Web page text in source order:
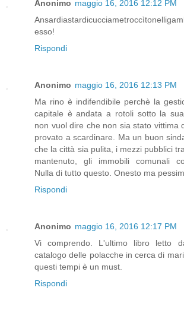
Anonimo maggio 16, 2016 12:12 PM
esso!
Rispondi
Anonimo maggio 16, 2016 12:13 PM
Ma rino è indifendibile perchè la
capitale è andata a rotoli sotto la
non vuol dire che non sia stato vittima
provato a scardinare. Ma un buon
che la città sia pulita, i mezzi pubblici
mantenuto, gli immobili comunali
Nulla di tutto questo. Onesto ma
Rispondi
Anonimo maggio 16, 2016 12:17 PM
Vi comprendo. L'ultimo libro letto
catalogo delle polacche in cerca di
questi tempi è un must.
Rispondi